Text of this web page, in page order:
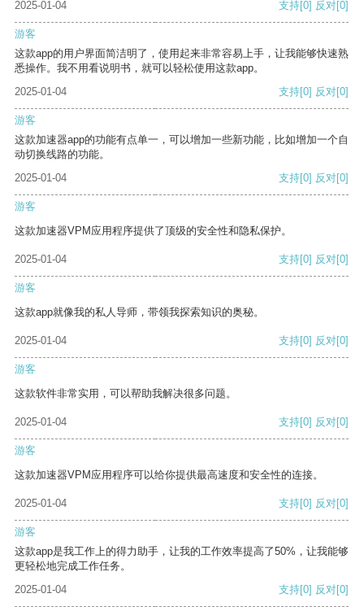
2025-01-04 支持[0] 反对[0]
游客
这款app的用户界面简洁明了，使用起来非常容易上手，让我能够快速熟
悉操作。我不用看说明书，就可以轻松使用这款app。
2025-01-04
支持[0] 反对[0]
游客
这款加速器app的功能有点单一，可以增加一些新功能，比如增加一个自
动切换线路的功能。
2025-01-04
支持[0] 反对[0]
游客
这款加速器VPM应用程序提供了顶级的安全性和隐私保护。
2025-01-04 支持[0] 反对[0]
游客
这款app就像我的私人导师，带领我探索知识的奥秘。
2025-01-04 支持[0] 反对[0]
游客
这款软件非常实用，可以帮助我解决很多问题。
2025-01-04 支持[0] 反对[0]
游客
这款加速器VPM应用程序可以给你提供最高速度和安全性的连接。
2025-01-04 支持[0] 反对[0]
游客
这款app是我工作上的得力助手，让我的工作效率提高了50%，让我能够
更轻松地完成工作任务。
2025-01-04
支持[0] 反对[0]